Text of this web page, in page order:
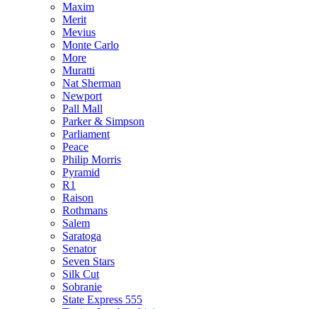
Maxim
Merit
Mevius
Monte Carlo
More
Muratti
Nat Sherman
Newport
Pall Mall
Parker & Simpson
Parliament
Peace
Philip Morris
Pyramid
R1
Raison
Rothmans
Salem
Saratoga
Senator
Seven Stars
Silk Cut
Sobranie
State Express 555